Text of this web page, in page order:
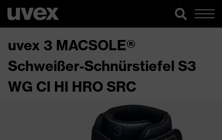
uvex 3 MACSOLE®
Schweißer-Schnürstiefel S3
WG CI HI HRO SRC